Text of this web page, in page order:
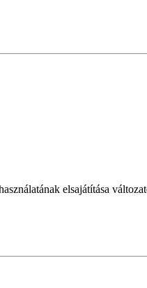
elsajátítása